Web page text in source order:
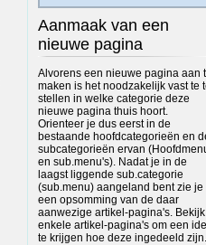
Aanmaak van een
nieuwe pagina
Alvorens een nieuwe pagina aan
maken is het noodzakelijk vast te
stellen in welke categorie deze
nieuwe pagina thuis hoort.
Orienteer je dus eerst in de
bestaande hoofdcategorieën en
subcategorieën ervan
en sub.menu's). Nadat je in de
laagst liggende sub.categorie
(sub.menu) aangeland bent zie je
een opsomming van de daar
aanwezige artikel-pagina's. Bekijk
enkele artikel-pagina's om een
te krijgen hoe deze ingedeeld zijn.